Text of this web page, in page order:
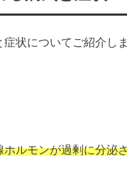
状についてご紹介しま
ホルモンが過剰に分泌